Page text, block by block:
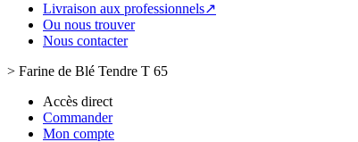
Livraison aux professionnels↗
Ou nous trouver
Nous contacter
> Farine de Blé Tendre T 65
Accès direct
Commander
Mon compte